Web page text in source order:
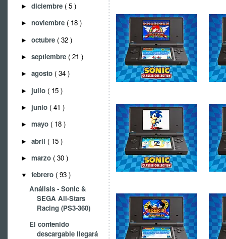
► diciembre ( 5 )
► noviembre ( 18 )
► octubre ( 32 )
► septiembre ( 21 )
► agosto ( 34 )
► julio ( 15 )
► junio ( 41 )
► mayo ( 18 )
► abril ( 15 )
► marzo ( 30 )
▼ febrero ( 93 )
Análisis - Sonic &
SEGA All-Stars
Racing (PS3-360)
El contenido
descargable llegará